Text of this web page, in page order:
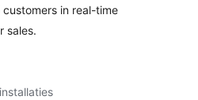
in real-time
sales.